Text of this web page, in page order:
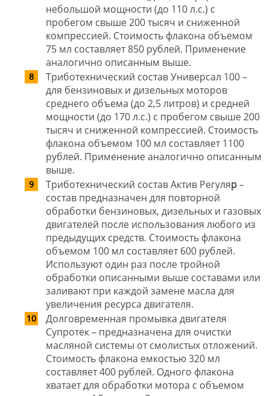
небольшой мощности (до 110 л.с.) с
пробегом свыше 200 тысяч и сниженной
компрессией. Стоимость флакона объемом
75 мл составляет 850 рублей. Применение
аналогично описанным выше.
Триботехнический состав Универсал 100–
для бензиновых и дизельных моторов
среднего объема (до 2,5 литров) и средней
мощности (до 170 л.с.) с пробегом свыше 200
тысяч и сниженной компрессией. Стоимость
флакона объемом 100 мл составляет 1100
рублей. Применение аналогично описанным
выше.
Триботехнический составАктив Регуляр–
состав предназначен для повторной
обработки бензиновых, дизельных и газовых
двигателей после использования любого из
предыдущих средств. Стоимость флакона
объемом 100 мл составляет 600 рублей.
Используют один раз после тройной
обработки описанными выше составами или
заливают при каждой замене масла для
увеличения ресурса двигателя.
Долговременная промывка двигателя
Супротек – предназначена для очистки
масляной системы от смолистых отложений.
Стоимость флакона емкостью 320 мл
составляет 400 рублей. Одного флакона
хватает для обработки мотора с объемом